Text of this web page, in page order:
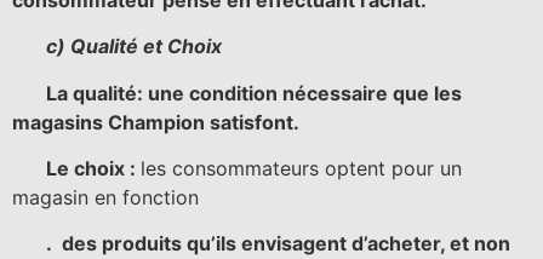
c) Qualité et Choix
La qualité: une condition nécessaire que les
magasins Champion satisfont.
Le choix : les consommateurs optent pour un
magasin en fonction
. des produits qu’ils envisagent d’acheter, et non